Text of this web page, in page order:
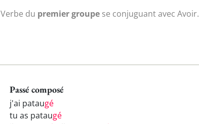
Verbe du premier groupe se conjuguant avec Avoir.
Passé composé
j'ai pataugé
tu as pataugé